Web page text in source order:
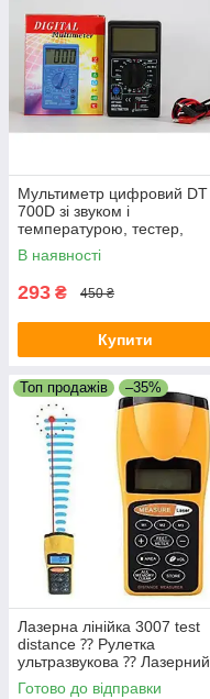
Мультиметр цифровий DT
700D зі звуком і
температурою, тестер,
вимірювання струму
В наявності
293 ₴ 450 ₴
Купити
Топ продажів –35%
Лазерна лінійка 3007 test
distance ⁇ Рулетка
ультразвукова ⁇ Лазерний
далекомір
Готово до відправки